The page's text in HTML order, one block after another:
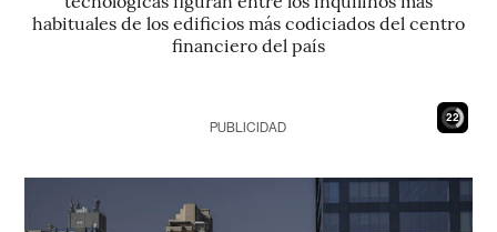
habituales de los edificios más codiciados del centro
financiero del país
20
PUBLICIDAD